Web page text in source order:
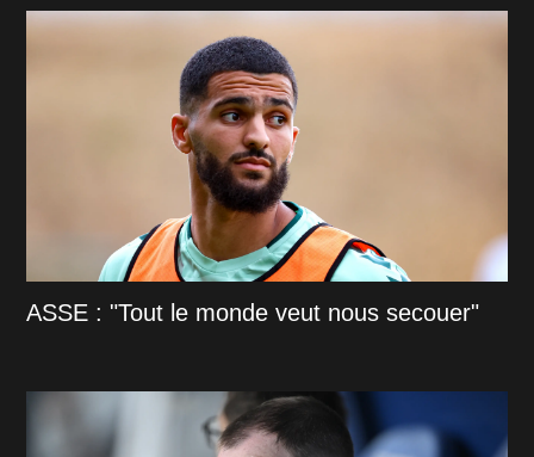
ASSE : "Tout le monde veut nous secouer"